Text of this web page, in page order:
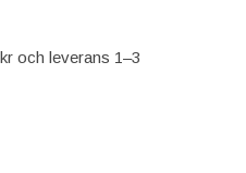
och leverans 1–3